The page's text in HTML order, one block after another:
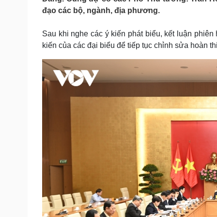
Tin nóng
Tư vấn luật
Phân tích
Dinh dưỡng - món ngon
Cây thuốc
Sản phụ khoa
Nhi khoa
Blog
đạo các bộ, ngành, địa phương.
Sau khi nghe các ý kiến phát biểu, kết luận
kiến của các đại biểu để tiếp tục chỉnh sửa hoàn